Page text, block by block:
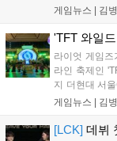
는 소속팀 없
17일까지 이
거리를 제공
니다. 연말에
게임뉴스 | 김
'TFT 와일
라이엇 게임
라인 축제인
지 더현대 서
는 체험, 스페
연 등 다채로
게임뉴스 | 김
[LCK] 데뷔